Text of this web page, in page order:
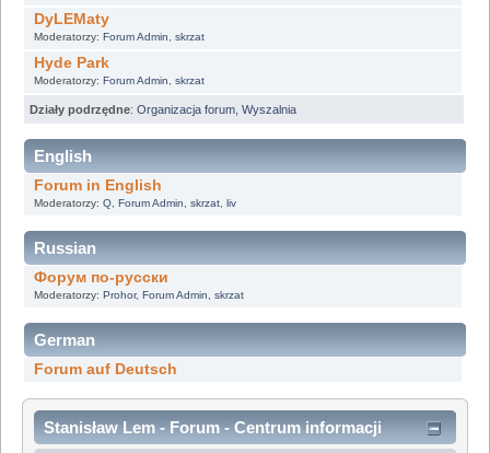
DyLEMaty
Moderatorzy: Forum Admin skrzat
Hyde Park
Moderatorzy: Forum Admin skrzat
Działy podrzędne: Organizacja forum Wyszalnia
English
Forum in English
Moderatorzy: Q, Forum Admin skrzat, liv
Russian
Форум по-русски
Moderatorzy: Prohor, Forum Admin skrzat
German
Forum auf Deutsch
Stanisław Lem - Forum - Centrum informacji